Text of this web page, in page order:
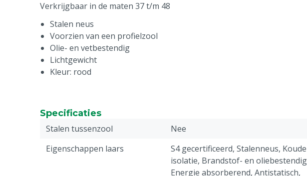
Verkrijgbaar in de maten 37 t/m 48
Stalen neus
Voorzien van een profielzool
Olie- en vetbestendig
Lichtgewicht
Kleur: rood
Specificaties
Stalen tussenzool
Nee
Eigenschappen laars
S4 gecertificeerd, Stalenneus, Koude
isolatie, Brandstof- en
Energie absorberend, Antistatisch,